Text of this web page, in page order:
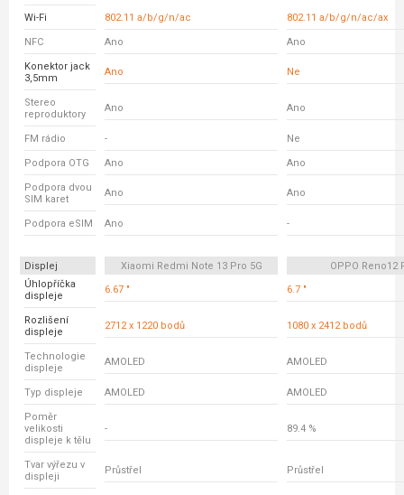
Wi-Fi 802.11 a/b/g/n/ac 802.11 a/b/g/n/ac/ax
NFC Ano Ano
Konektor jack
3,5mm
Ano Ne
Stereo
reproduktory
Ano Ano
FM rádio - Ne
Podpora OTG Ano Ano
Podpora dvou
SIM karet
Ano Ano
Podpora eSIM Ano -
Displej Xiaomi Redmi Note 13 Pro 5G
OPPO Reno12
Úhlopříčka
displeje
6.67 " 6.7 "
Rozlišení
displeje
2712 x 1220 bodů 1080 x 2412 bodů
Technologie
displeje
AMOLED AMOLED
Typ displeje AMOLED AMOLED
Poměr
velikosti
displeje k tělu
- 89.4 %
Tvar výřezu v
displeji
Průstřel Průstřel